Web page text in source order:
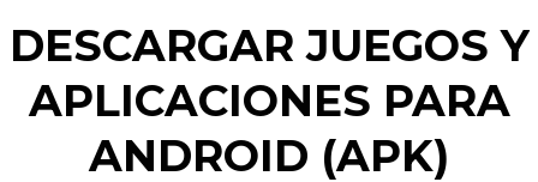
DESCARGAR JUEGOS Y
APLICACIONES PARA
ANDROID (APK)